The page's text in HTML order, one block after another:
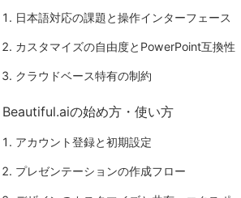
日本語対応の課題と操作インターフェース
カスタマイズの自由度とPowerPoint互換性
クラウドベース特有の制約
Beautiful.aiの始め方・使い方
アカウント登録と初期設定
プレゼンテーションの作成フロー